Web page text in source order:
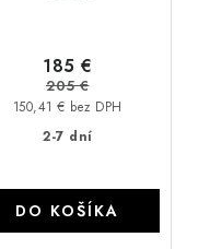
2-7 dní
150,41 € bez DPH
185 €
205 €
DO KOŠÍKA